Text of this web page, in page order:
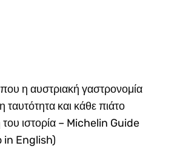
η αυστριακή γαστρονομία
και κάθε πιάτο
του ιστορία – Michelin Guide
English)